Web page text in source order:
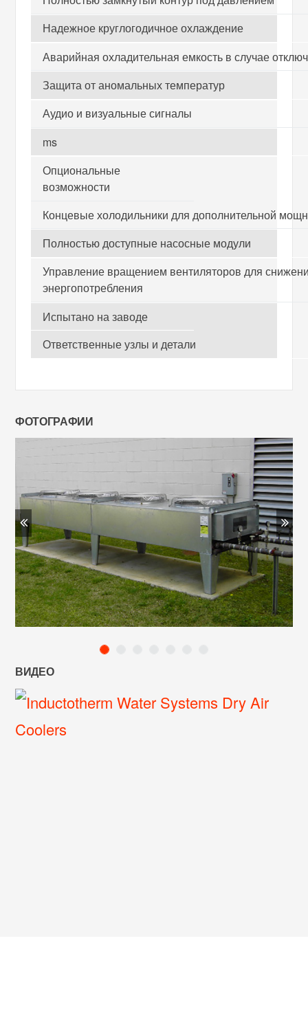
Надежное круглогодичное охлаждение
Аварийная охладительная емкость в случае
Защита от аномальных температур
Аудио и визуальные сигналы
ms
Опциональные
возможности
Концевые холодильники для дополнительной
Полностью доступные насосные модули
Управление вращением вентиляторов для
энергопотребления
Испытано на заводе
Ответственные узлы и детали
ФОТОГРАФИИ
Previous
ВИДЕО